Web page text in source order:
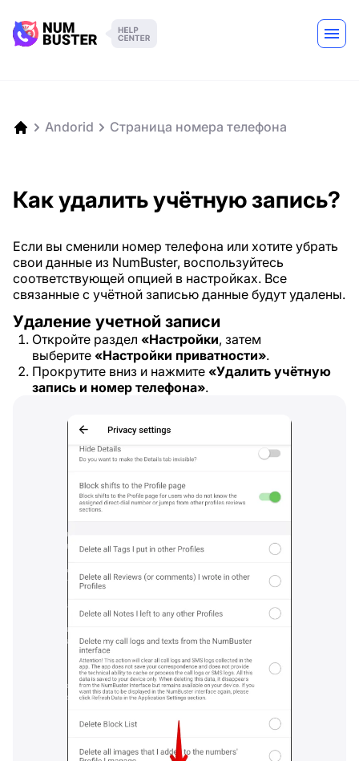
Andorid Страница номера телефона
Как удалить учётную запись?
Если вы сменили номер телефона или хотите убрать
свои данные из NumBuster, воспользуйтесь
соответствующей опцией в настройках. Все
связанные с учётной записью данные будут удалены.
Удаление учетной записи
Откройте раздел «Настройки, затем
выберите «Настройки приватности».
Прокрутите вниз и нажмите «Удалить учётную
запись и номер телефона».